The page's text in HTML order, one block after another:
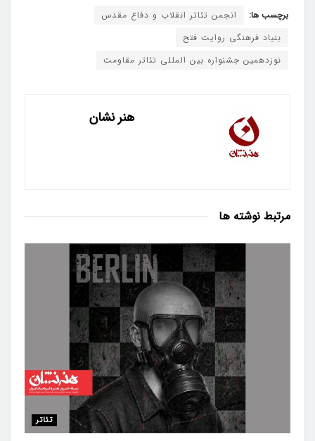
برچسب ها:
انجمن تئاتر انقلاب و دفاع مقدس
بنیاد فرهنگی روایت فتح
نوزدهمین جشنواره بین المللی تئاتر مقاومت
هنر نشان
مرتبط نوشته ها
تئاتر